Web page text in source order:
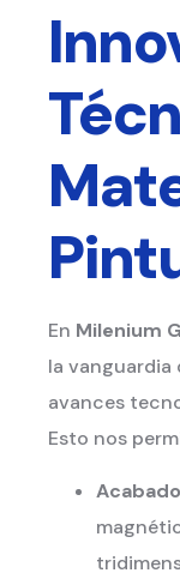
En Milenium
la vanguardia
avances
Esto nos